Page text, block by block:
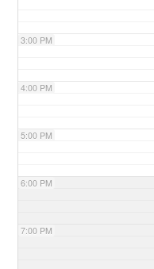
3:00 PM
4:00 PM
5:00 PM
6:00 PM
7:00 PM